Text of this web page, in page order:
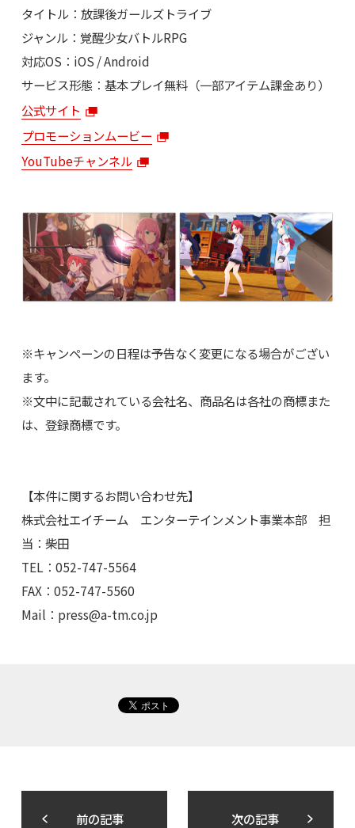
タイトル：放課後ガールズトライブ
ジャンル：覚醒少女バトルRPG
対応OS：iOS / Android
サービス形態：基本プレイ無料（一部アイテム課金あり）
公式サイト
プロモーションムービー
YouTubeチャンネル
※キャンペーンの日程は予告なく変更になる場合がござい
ます。
※文中に記載されている会社名、商品名は各社の商標また
は、登録商標です。
【本件に関するお問い合わせ先】
株式会社エイチーム エンターテインメント事業本部 担
当：柴田
TEL：052-747-5564
FAX：052-747-5560
Mail： press@a-tm.co.jp
前の記事 次の記事